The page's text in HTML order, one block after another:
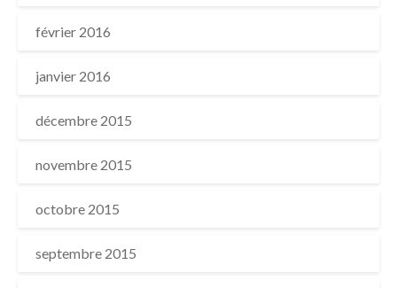
février 2016
janvier 2016
décembre 2015
novembre 2015
octobre 2015
septembre 2015